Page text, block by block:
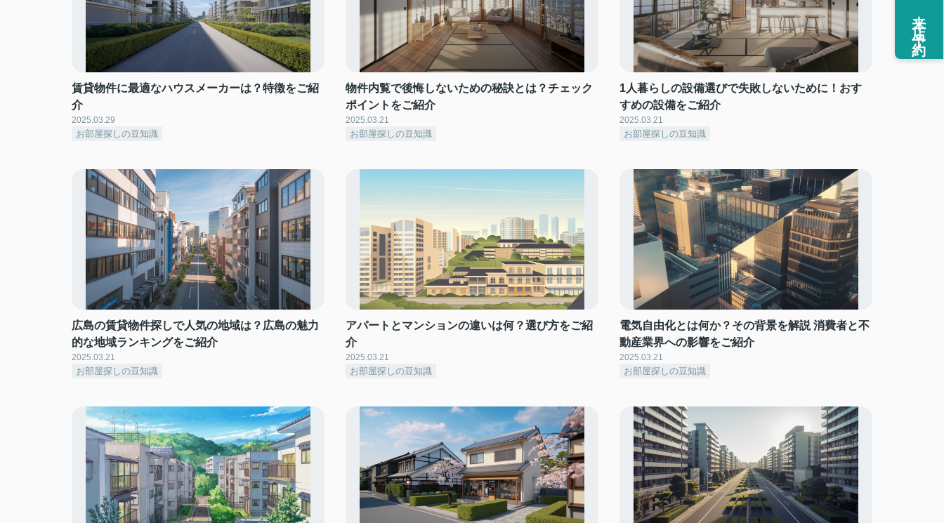
賃貸物件に最適なハウスメーカーは？特徴をご紹
介
2025.03.29
お部屋探しの豆知識
物件内覧で後悔しないための秘訣とは？チェック
ポイントをご紹介
2025.03.21
お部屋探しの豆知識
1人暮らしの設備選びで失敗しないために！おす
すめの設備をご紹介
2025.03.21
お部屋探しの豆知識
広島の賃貸物件探しで人気の地域は？広島の魅力
的な地域ランキングをご紹介
2025.03.21
お部屋探しの豆知識
アパートとマンションの違いは何？選び方をご紹
介
2025.03.21
お部屋探しの豆知識
電気自由化とは何か？その背景を解説 消費者と不
動産業界への影響をご紹介
2025.03.21
お部屋探しの豆知識
来店予約